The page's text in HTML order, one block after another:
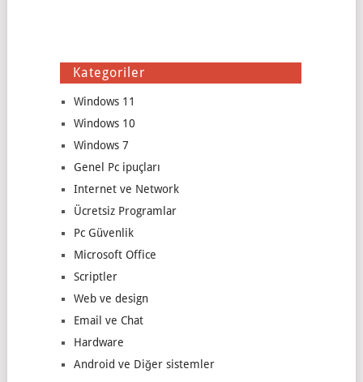
Kategoriler
Windows 11
Windows 10
Windows 7
Genel Pc ipuçları
Internet ve Network
Ücretsiz Programlar
Pc Güvenlik
Microsoft Office
Scriptler
Web ve design
Email ve Chat
Hardware
Android ve Diğer sistemler